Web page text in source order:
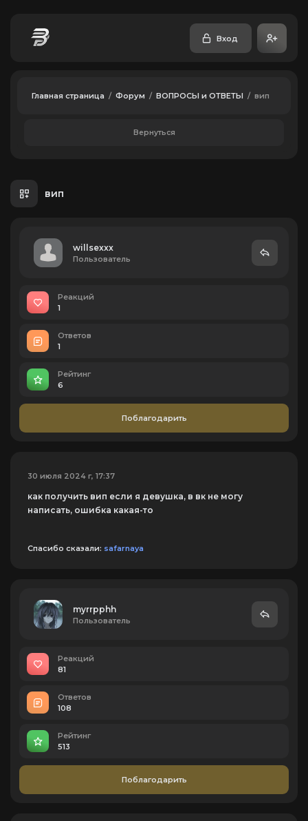
Вход
Главная страница / Форум / ВОПРОСЫ и ОТВЕТЫ / вип
Вернуться
вип
willsexxx
Пользователь
Реакций
1
Ответов
1
Рейтинг
6
Поблагодарить
30 июля 2024 г, 17:37
как получить вип если я девушка, в вк не могу
написать, ошибка какая-то
Спасибо сказали: safarnaya
myrrpphh
Пользователь
Реакций
81
Ответов
108
Рейтинг
513
Поблагодарить